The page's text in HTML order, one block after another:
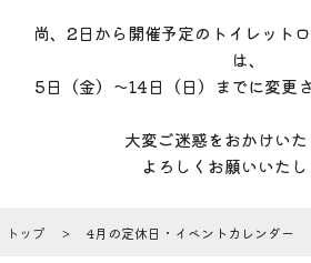
尚、2日から開催予定のトイレット
は、
5日（金）～14日（日）までに変更
大変ご迷惑をおかけい
よろしくお願いいたし
トップ 4月の定休日・イベントカレンダー